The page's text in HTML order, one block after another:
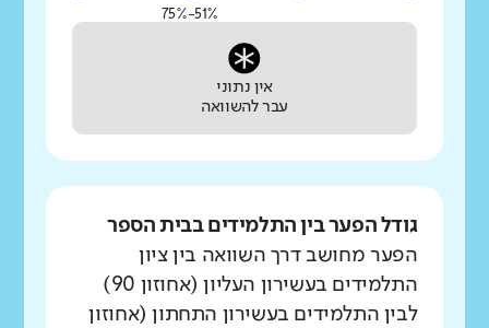
51%-75%
אין נתוני
עבר להשוואה
גודל הפער בין התלמידים בבית הספר
הפער מחושב דרך השוואה בין ציון
התלמידים בעשירון העליון (אחוזון 90)
לבין התלמידים בעשירון התחתון (אחוזון